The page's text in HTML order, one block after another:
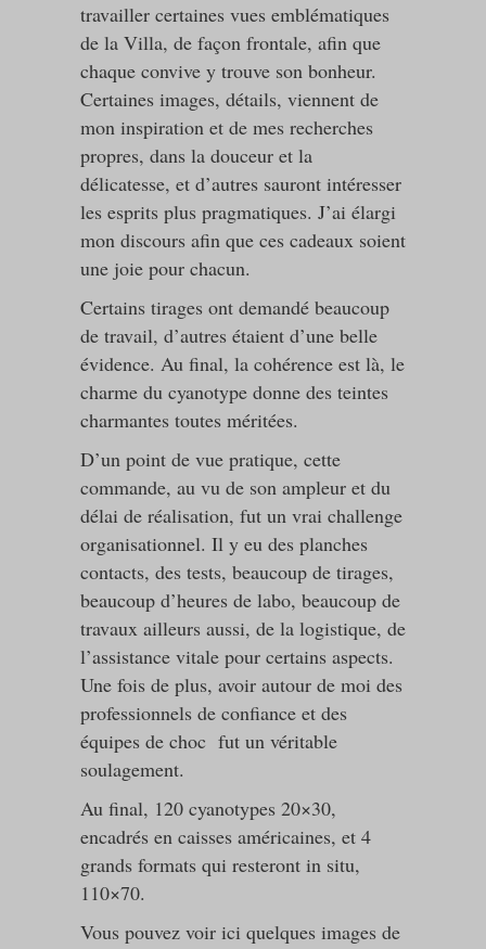
travailler certaines vues emblématiques
de la Villa, de façon frontale, afin que
chaque convive y trouve son bonheur.
Certaines images, détails, viennent de
mon inspiration et de mes recherches
propres, dans la douceur et la
délicatesse, et d’autres sauront intéresser
les esprits plus pragmatiques. J’ai élargi
mon discours afin que ces cadeaux soient
une joie pour chacun.
Certains tirages ont demandé beaucoup
de travail, d’autres étaient d’une belle
évidence. Au final, la cohérence est là, le
charme du cyanotype donne des teintes
charmantes toutes méritées.
D’un point de vue pratique, cette
commande, au vu de son ampleur et du
délai de réalisation, fut un vrai challenge
organisationnel. Il y eu des planches
contacts, des tests, beaucoup de tirages,
beaucoup d’heures de labo, beaucoup de
travaux ailleurs aussi, de la logistique, de
l’assistance vitale pour certains aspects.
Une fois de plus, avoir autour de moi des
professionnels de confiance et des
équipes de choc fut un véritable
soulagement.
Au final, 120 cyanotypes 20×30,
encadrés en caisses américaines, et 4
grands formats qui resteront in situ,
110×70.
Vous pouvez voir ici quelques images de